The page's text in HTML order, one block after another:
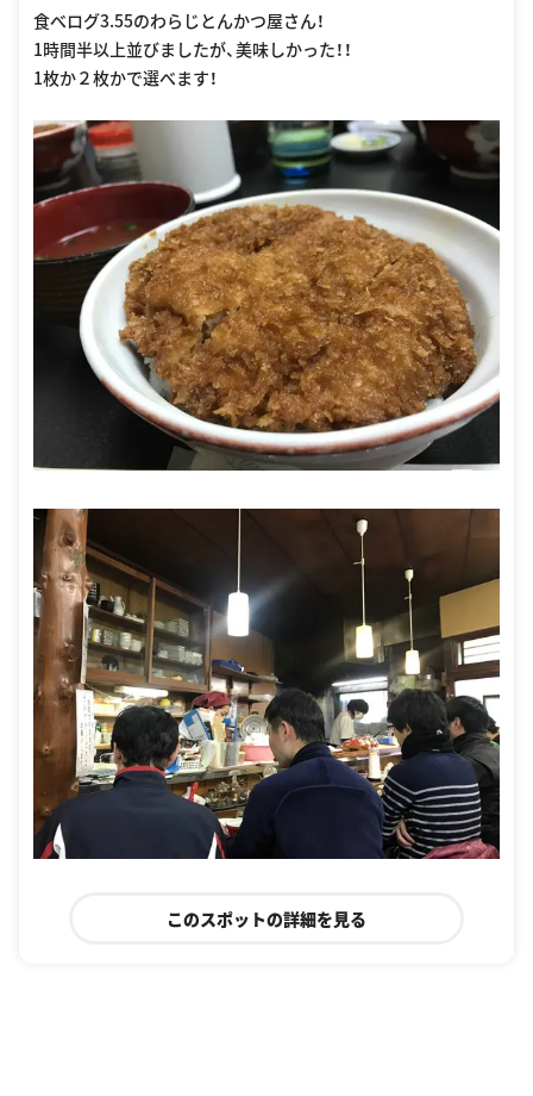
食べログ3.55のわらじとんかつ屋さん！
1時間半以上並びましたが、美味しかった！！
1枚か２枚かで選べます！
このスポットの詳細を見る